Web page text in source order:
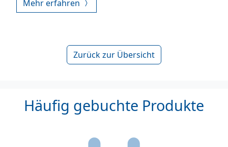
Mehr erfahren
Zurück zur Übersicht
Häufig gebuchte Produkte